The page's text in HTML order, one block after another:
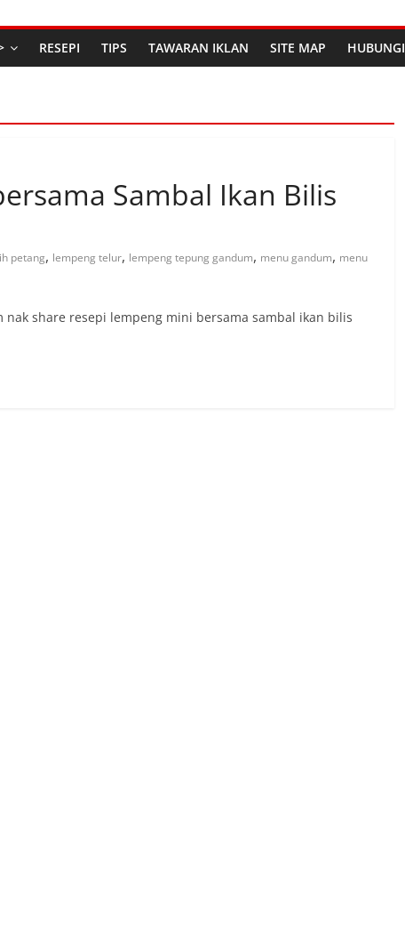
RESEPI TIPS TAWARAN IKLAN SITE MAP HUBUNGI
Sambal Ikan Bilis
petang, lempeng telur, lempeng tepung gandum, menu gandum, menu
share resepi lempeng mini bersama sambal ikan bilis